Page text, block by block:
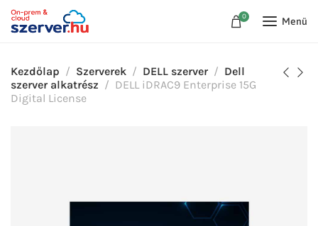
0 Menü
Kezdőlap Szerverek DELL szerver
Dell
szerver alkatrész
DELL iDRAC9 Enterprise 15G
Digital License